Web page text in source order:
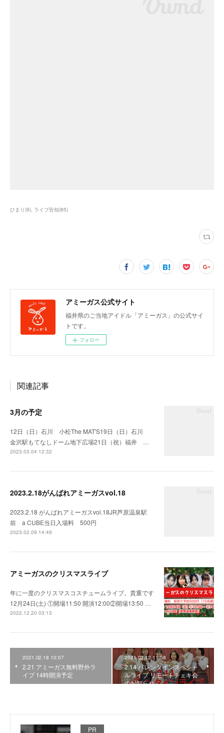
ひまり(9) ライブ告知(85)
アミーガス公式サイト
福井県のご当地アイドル「アミーガス」の公式サイ
トです。
フォロー
関連記事
3月の予定
12日（日）石川 小松The MAT'S19日（日）石川
金沢駅もてなしドーム地下広場21日（祝）福井 …
2023.03.04 12:32
2023.2.18がんばれアミーガスvol.18
2023.2.18 がんばれアミーガスvol.18JR芦原温泉駅
前 a CUBE当日入場料 500円
2023.02.09 14:49
アミーガスのクリスマスライブ
年に一度のクリスマスコスチュームライブ。貴重です
12月24日(土) ①開場11:50 開演12:00②開場13:50 …
2022.12.20 03:13
2021.02.18 10:07
2.21 アミーガス無料野外ラ
イブ 14時開演予定
2021.02.12 11:58
2.14 バレンタインスペシャ
ルライブ リモートチェキ会
のお知らせ
PR